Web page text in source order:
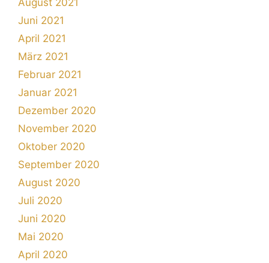
August 2021
Juni 2021
April 2021
März 2021
Februar 2021
Januar 2021
Dezember 2020
November 2020
Oktober 2020
September 2020
August 2020
Juli 2020
Juni 2020
Mai 2020
April 2020